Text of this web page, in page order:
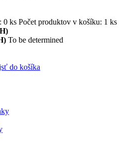
0 ks Počet produktov v košíku: 1 ks
To be determined
do košíka